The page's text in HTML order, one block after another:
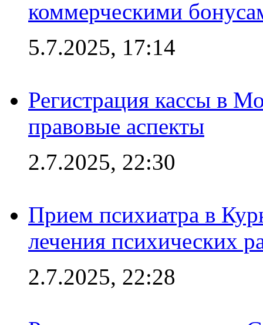
коммерческими
5.7.2025, 17:14
Регистрация кассы в
правовые аспекты
2.7.2025, 22:30
Прием психиатра в
лечения психических
2.7.2025, 22:28